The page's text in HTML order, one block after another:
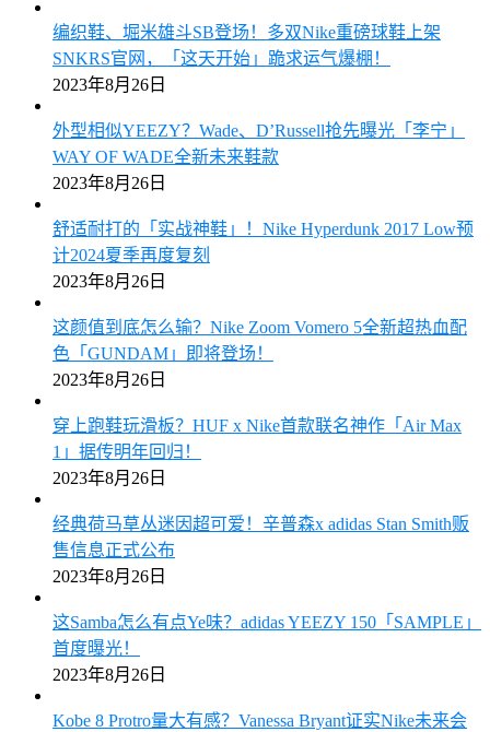
编织鞋、堀米雄斗SB登场！多双Nike重磅球鞋上架
SNKRS官网，「这天开始」跪求运气爆棚！
2023年8月26日
外型相似YEEZY？Wade、D’Russell抢先曝光「李宁」
WAY OF WADE全新未来鞋款
2023年8月26日
舒适耐打的「实战神鞋」！Nike Hyperdunk 2017 Low预
计2024夏季再度复刻
2023年8月26日
这颜值到底怎么输？Nike Zoom Vomero 5全新超热血配
色「GUNDAM」即将登场！
2023年8月26日
穿上跑鞋玩滑板？HUF x Nike首款联名神作「Air Max
1」据传明年回归！
2023年8月26日
经典荷马草丛迷因超可爱！辛普森x adidas Stan Smith贩
售信息正式公布
2023年8月26日
这Samba怎么有点Ye味？adidas YEEZY 150「SAMPLE」
首度曝光！
2023年8月26日
Kobe 8 Protro量大有感？Vanessa Bryant证实Nike未来会